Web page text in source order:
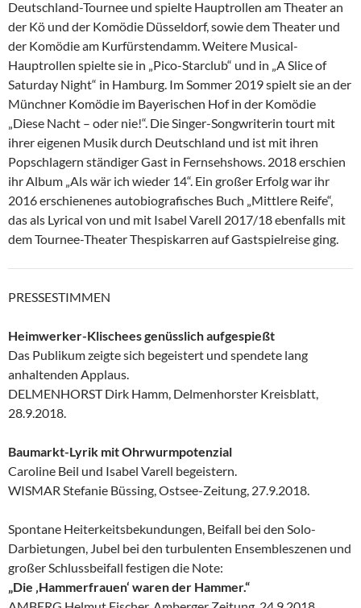
Deutschland-Tournee und spielte Hauptrollen am Theater an
der Kö und der Komödie Düsseldorf, sowie dem Theater und
der Komödie am Kurfürstendamm. Weitere Musical-
Hauptrollen spielte sie in „Pico-Starclub“ und in „A Slice of
Saturday Night“ in Hamburg. Im Sommer 2019 spielt sie an der
Münchner Komödie im Bayerischen Hof in der Komödie
„Diese Nacht – oder nie!“. Die Singer-Songwriterin tourt mit
ihrer eigenen Musik durch Deutschland und ist mit ihren
Popschlagern ständiger Gast in Fernsehshows. 2018 erschien
ihr Album „Als wär ich wieder 14“. Ein großer Erfolg war ihr
2016 erschienenes autobiografisches Buch „Mittlere Reife“,
das als Lyrical von und mit Isabel Varell 2017/18 ebenfalls mit
dem Tournee-Theater Thespiskarren auf Gastspielreise ging.
PRESSESTIMMEN
Heimwerker-Klischees genüsslich aufgespießt
Das Publikum zeigte sich begeistert und spendete lang
anhaltenden Applaus.
DELMENHORST Dirk Hamm, Delmenhorster Kreisblatt,
28.9.2018.
Baumarkt-Lyrik mit Ohrwurmpotenzial
Caroline Beil und Isabel Varell begeistern.
WISMAR Stefanie Büssing, Ostsee-Zeitung, 27.9.2018.
Spontane Heiterkeitsbekundungen, Beifall bei den Solo-
Darbietungen, Jubel bei den turbulenten Ensembleszenen und
großer Schlussbeifall festigen die Note:
„Die ‚Hammerfrauen‘ waren der Hammer.“